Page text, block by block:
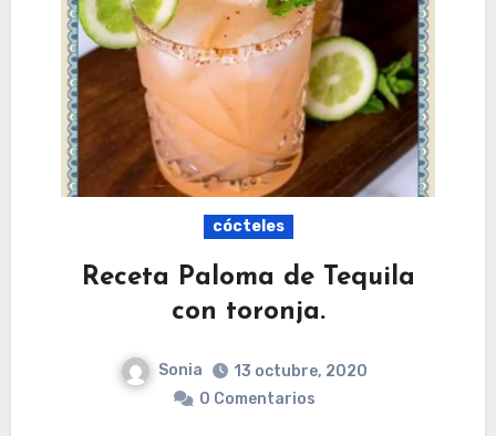
cócteles
Receta Paloma de Tequila
con toronja.
Sonia
13 octubre, 2020
0 Comentarios